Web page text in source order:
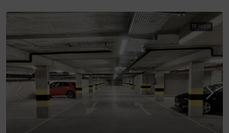
TE HUUR